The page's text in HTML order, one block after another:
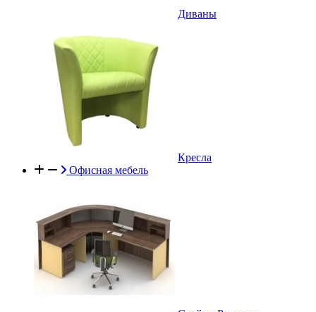
Диваны
Кресла
Офисная мебель